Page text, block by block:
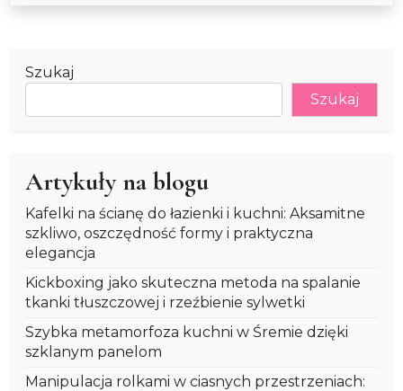
Szukaj
Szukaj
Artykuły na blogu
Kafelki na ścianę do łazienki i kuchni: Aksamitne
szkliwo, oszczędność formy i praktyczna
elegancja
Kickboxing jako skuteczna metoda na spalanie
tkanki tłuszczowej i rzeźbienie sylwetki
Szybka metamorfoza kuchni w Śremie dzięki
szklanym panelom
Manipulacja rolkami w ciasnych przestrzeniach: